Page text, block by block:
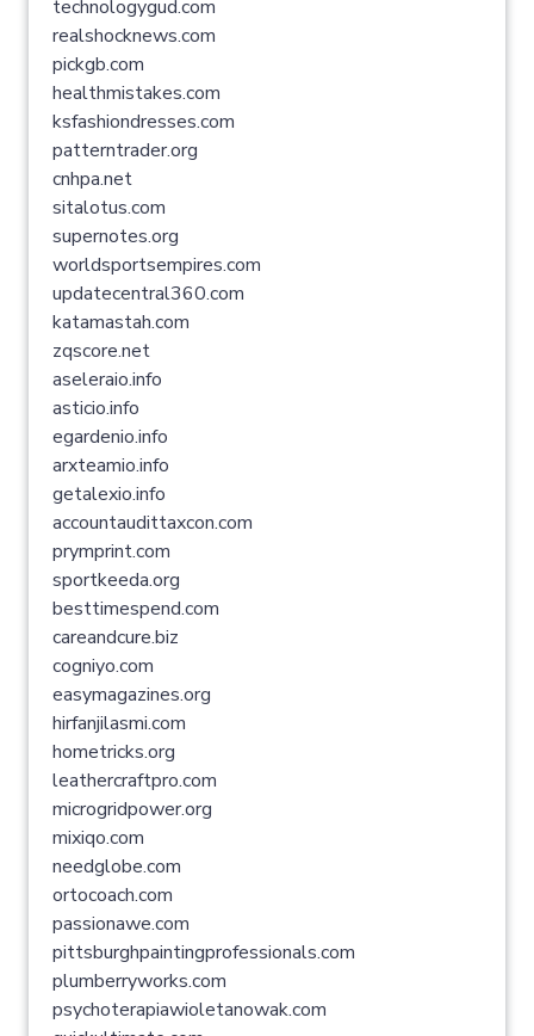
technologygud.com
realshocknews.com
pickgb.com
healthmistakes.com
ksfashiondresses.com
patterntrader.org
cnhpa.net
sitalotus.com
supernotes.org
worldsportsempires.com
updatecentral360.com
katamastah.com
zqscore.net
aseleraio.info
asticio.info
egardenio.info
arxteamio.info
getalexio.info
accountaudittaxcon.com
prymprint.com
sportkeeda.org
besttimespend.com
careandcure.biz
cogniyo.com
easymagazines.org
hirfanjilasmi.com
hometricks.org
leathercraftpro.com
microgridpower.org
mixiqo.com
needglobe.com
ortocoach.com
passionawe.com
pittsburghpaintingprofessionals.com
plumberryworks.com
psychoterapiawioletanowak.com